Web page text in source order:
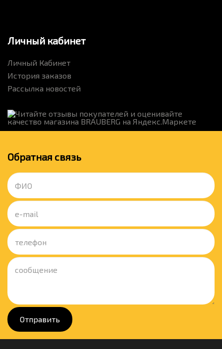
Личный кабинет
Личный Кабинет
История заказов
Рассылка новостей
Обратная связь
Отправить